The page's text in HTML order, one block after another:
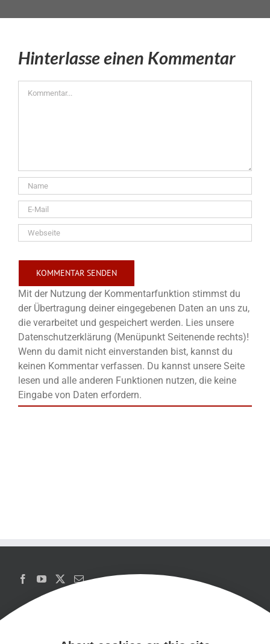
Hinterlasse einen Kommentar
Mit der Nutzung der Kommentarfunktion stimmst du
der Übertragung deiner eingegebenen Daten an uns zu,
die verarbeitet und gespeichert werden. Lies unsere
Datenschutzerklärung (Menüpunkt Seitenende rechts)!
Wenn du damit nicht einverstanden bist, kannst du
keinen Kommentar verfassen. Du kannst unsere Seite
lesen und alle anderen Funktionen nutzen, die keine
Eingabe von Daten erfordern.